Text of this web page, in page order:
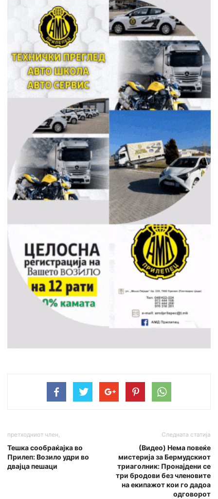
претходниот член,
Тешка сообраќајка во
Прилеп: Возило удри во
двајца пешаци
Следната статија
(Видео) Нема повеќе
мистерија за Бермудскиот
триаголник: Пронајдени се
три бродови без членовите
на екипажот кои го дадоа
одговорот